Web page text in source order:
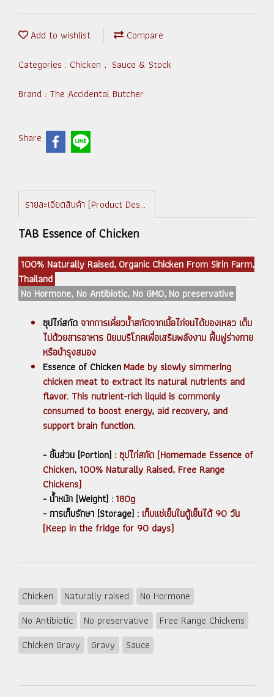
Add to wishlist
Compare
Categories : Chicken , Sauce & Stock
Brand : The Accidental Butcher
Share
รายละเอียดสินค้า (Product Description)
TAB Essence of Chicken
100% Naturally Raised, Organic Chicken From Sirin Farm,
Thailand
No Hormone, No Antibiotic, No GMO, No preservative
ซุปไก่สกัด จากการเคี่ยวน้ำสกัดจากเนื้อไก่จนได้ของเหลว เต็ม
ไปด้วยสารอาหาร นิยมบริโภคเพื่อเสริมพลังงาน ฟื้นฟูร่างกาย
หรือบำรุงสมอง
Essence of Chicken Made by slowly simmering
chicken meat to extract its natural nutrients and
flavor. This nutrient-rich liquid is commonly
consumed to boost energy, aid recovery, and
support brain function.
- ชิ้นส่วน [Portion] : ซุปไก่สกัด (Homemade Essence of
Chicken, 100% Naturally Raised, Free Range
Chickens)
- น้ำหนัก [Weight] :180g
- การเก็บรักษา [Storage] : เก็บแช่เย็นในตู้เย็นได้ 90 วัน
(Keep in the fridge for 90 days)
Chicken Naturally raised
No Hormone
No Antibiotic
No preservative
Free Range Chickens
Chicken Gravy
Gravy Sauce